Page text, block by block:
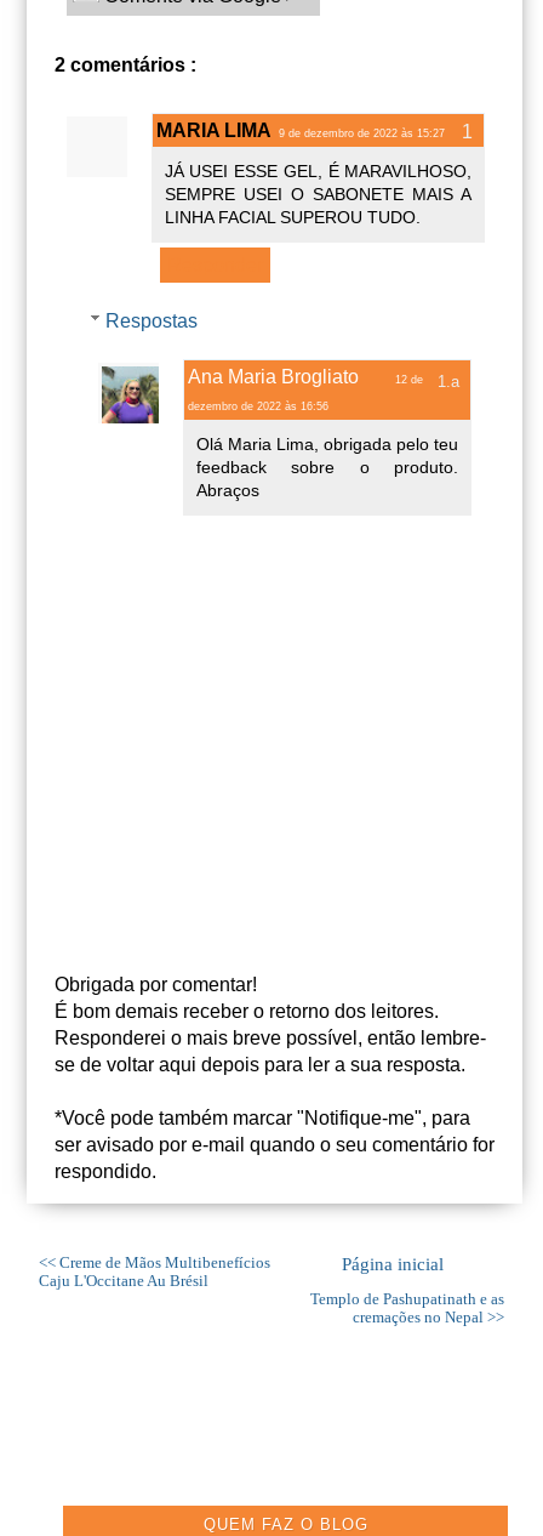
2 comentários :
MARIA LIMA 9 de dezembro de 2022 às 15:27
JÁ USEI ESSE GEL, É MARAVILHOSO,
SEMPRE USEI O SABONETE MAIS A
LINHA FACIAL SUPEROU TUDO.
Respostas
Ana Maria Brogliato 12 de
dezembro de 2022 às 16:56
Olá Maria Lima, obrigada pelo teu
feedback sobre o produto.
Abraços
Obrigada por comentar!
É bom demais receber o retorno dos leitores.
Responderei o mais breve possível, então lembre-
se de voltar aqui depois para ler a sua resposta.
*Você pode também marcar "Notifique-me", para
ser avisado por e-mail quando o seu comentário for
respondido.
<< Creme de Mãos Multibenefícios
Caju L'Occitane Au Brésil
Templo de Pashupatinath e as
cremações no Nepal >>
Página inicial
QUEM FAZ O BLOG